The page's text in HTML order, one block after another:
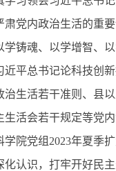
肃党内政治生活的重
学铸魂、以学增智、
近平总书记论科技创
治生活若干准则、县
生活会若干规定等党
院党组2023年夏季扩
化认识，打牢开好民